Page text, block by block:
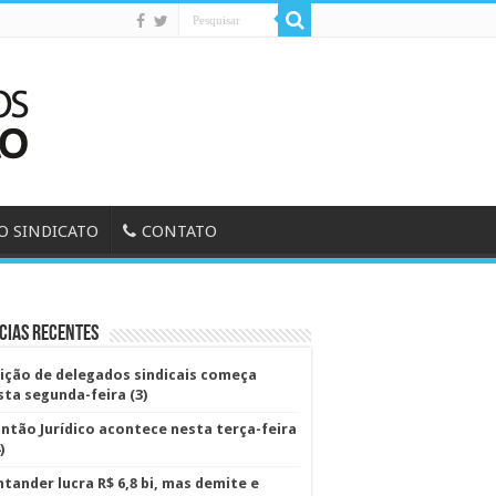
SINDICATO CONTATO
Recentes
de delegados sindicais começa
segunda-feira (3)
Jurídico acontece nesta terça-feira
lucra R$ 6,8 bi, mas demite e